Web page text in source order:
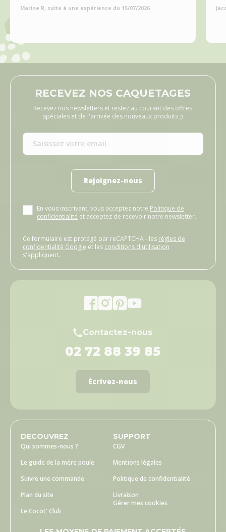
Marine R, suite à une expérience du 15/07/2026
RECEVEZ NOS CAQUETAGES
Recevez nos newsletters et restez au courant des offres
spéciales et de l'arrivée des nouveaux produits ;)
Rejoignez-nous
En vous inscrivant, vous acceptez notre Politique de
confidentialité et acceptez de recevoir notre newsletter.
Ce formulaire est protégé par reCAPTCHA - les règles de
confidentialité Google et les conditions d'utilisation
s'appliquent.
Contactez-nous
02 72 88 39 85
Écrivez-nous
DECOUVREZ
Qui sommes-nous ?
Le guide de la mère poule
Suivre une commande
Plan du site
Le Cocot' Club
SUPPORT
CGV
Mentions légales
Politique de confidentialité
Livraison
Gérer mes cookies